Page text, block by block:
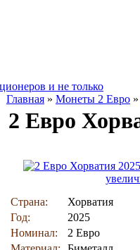
Главная » Монеты 2 Евро
2 Евро
Страна:
Хорватия
Год:
2025
Номинал:
2 Евро